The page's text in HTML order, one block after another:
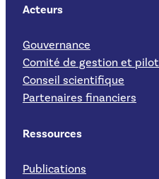
Acteurs
Gouvernance
Comité de gestion et
Conseil scientifique
Partenaires financiers
Ressources
Publications